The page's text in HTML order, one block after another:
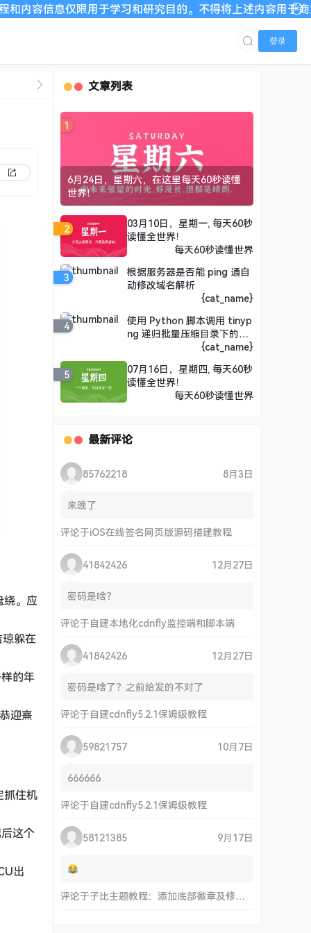
用于学习和研究目的。不得将上述内容用于商业或者非法
登录
绕。应
躲在
的年
迎熹
抓住机
这个
出
文章列表
1
6月24日，星期六，在这里每天60秒读懂
世界！
2
03月10日，星期一, 每天60秒
读懂全世界！
每天60秒读懂世界
3
根据服务器是否能 ping 通自
动修改域名解析
{cat_name}
4
使用 Python 脚本调用 tinyp
ng 递归批量压缩目录下的图
{cat_name}
5
07月16日，星期四, 每天60秒
读懂全世界！
每天60秒读懂世界
最新评论
85762218 8月3日
来晚了
评论于iOS在线签名网页版源码搭建教程
41842426 12月27日
密码是啥？
评论于自建本地化cdnfly监控端和脚本端
41842426 12月27日
密码是啥了？之前给发的不对了
评论于自建cdnfly5.2.1保姆级教程
59821757 10月7日
666666
评论于自建cdnfly5.2.1保姆级教程
58121385 9月17日
评论于子比主题教程：添加底部徽章及修改链接和运行时间